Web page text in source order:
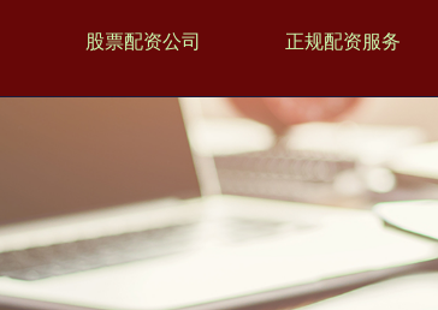
股票配资公司 正规配资服务